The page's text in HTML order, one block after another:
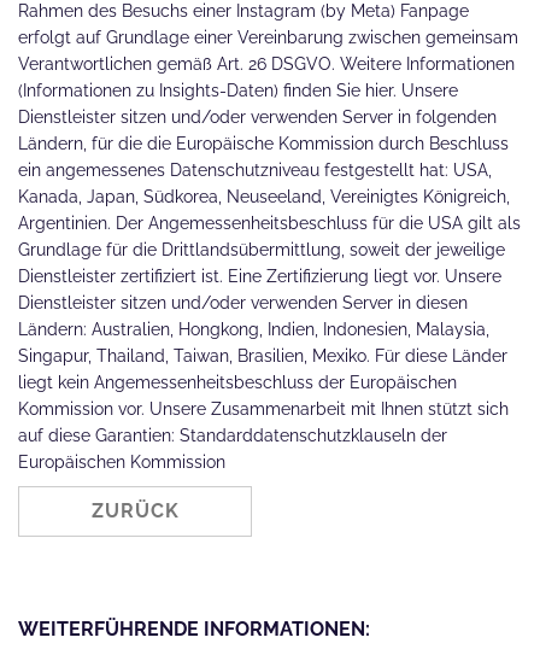
Rahmen des Besuchs einer Instagram (by Meta) Fanpage
erfolgt auf Grundlage einer Vereinbarung zwischen gemeinsam
Verantwortlichen gemäß Art. 26 DSGVO. Weitere Informationen
(Informationen zu Insights-Daten) finden Sie hier. Unsere
Dienstleister sitzen und/oder verwenden Server in folgenden
Ländern, für die die Europäische Kommission durch Beschluss
ein angemessenes Datenschutzniveau festgestellt hat: USA,
Kanada, Japan, Südkorea, Neuseeland, Vereinigtes Königreich,
Argentinien. Der Angemessenheitsbeschluss für die USA gilt als
Grundlage für die Drittlandsübermittlung, soweit der jeweilige
Dienstleister zertifiziert ist. Eine Zertifizierung liegt vor. Unsere
Dienstleister sitzen und/oder verwenden Server in diesen
Ländern: Australien, Hongkong, Indien, Indonesien, Malaysia,
Singapur, Thailand, Taiwan, Brasilien, Mexiko. Für diese Länder
liegt kein Angemessenheitsbeschluss der Europäischen
Kommission vor. Unsere Zusammenarbeit mit Ihnen stützt sich
auf diese Garantien: Standarddatenschutzklauseln der
Europäischen Kommission
ZURÜCK
WEITERFÜHRENDE INFORMATIONEN: